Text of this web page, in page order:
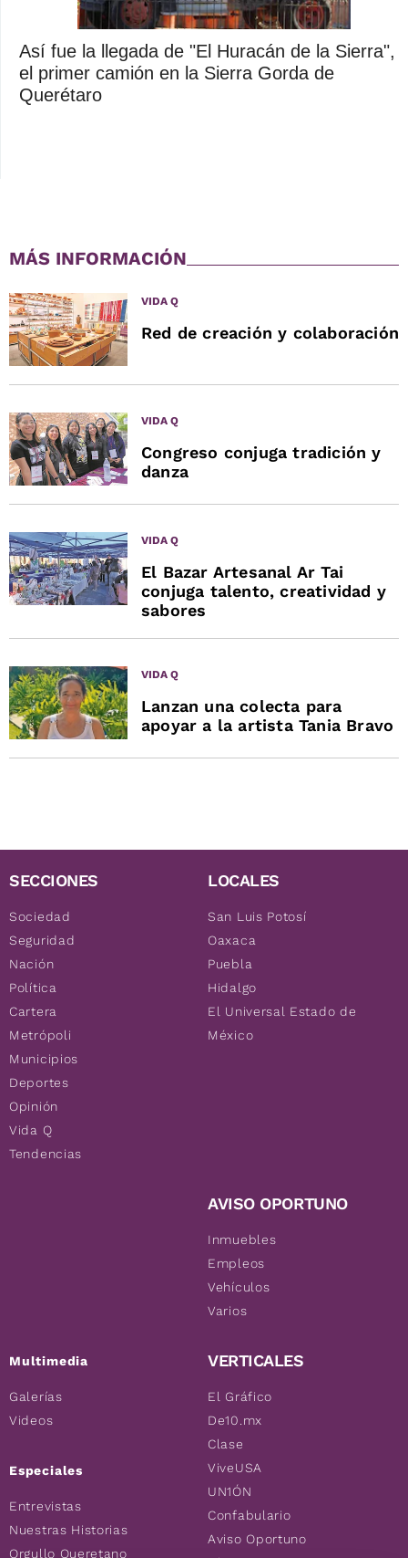
Así fue la llegada de "El Huracán de la Sierra",
el primer camión en la Sierra Gorda de
Querétaro
MÁS INFORMACIÓN
VIDA Q
Red de creación y colaboración
VIDA Q
Congreso conjuga tradición y
danza
VIDA Q
El Bazar Artesanal Ar Tai
conjuga talento, creatividad y
sabores
VIDA Q
Lanzan una colecta para
apoyar a la artista Tania Bravo
SECCIONES
Sociedad
Seguridad
Nación
Política
Cartera
Metrópoli
Municipios
Deportes
Opinión
Vida Q
Tendencias
Multimedia
Galerías
Videos
Especiales
Entrevistas
Nuestras Historias
Orgullo Queretano
LOCALES
San Luis Potosí
Oaxaca
Puebla
Hidalgo
El Universal Estado de
México
AVISO OPORTUNO
Inmuebles
Empleos
Vehículos
Varios
VERTICALES
El Gráfico
De10.mx
Clase
ViveUSA
UN1ÓN
Confabulario
Aviso Oportuno